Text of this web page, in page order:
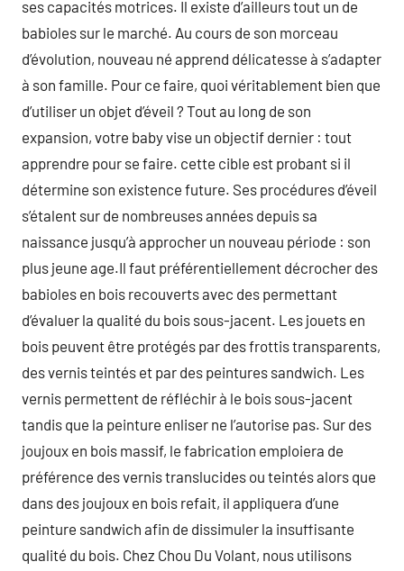
ses capacités motrices. Il existe d’ailleurs tout un de
babioles sur le marché. Au cours de son morceau
d’évolution, nouveau né apprend délicatesse à s’adapter
à son famille. Pour ce faire, quoi véritablement bien que
d’utiliser un objet d’éveil ? Tout au long de son
expansion, votre baby vise un objectif dernier : tout
apprendre pour se faire. cette cible est probant si il
détermine son existence future. Ses procédures d’éveil
s’étalent sur de nombreuses années depuis sa
naissance jusqu’à approcher un nouveau période : son
plus jeune age.Il faut préférentiellement décrocher des
babioles en bois recouverts avec des permettant
d’évaluer la qualité du bois sous-jacent. Les jouets en
bois peuvent être protégés par des frottis transparents,
des vernis teintés et par des peintures sandwich. Les
vernis permettent de réfléchir à le bois sous-jacent
tandis que la peinture enliser ne l’autorise pas. Sur des
joujoux en bois massif, le fabrication emploiera de
préférence des vernis translucides ou teintés alors que
dans des joujoux en bois refait, il appliquera d’une
peinture sandwich afin de dissimuler la insuffisante
qualité du bois. Chez Chou Du Volant, nous utilisons